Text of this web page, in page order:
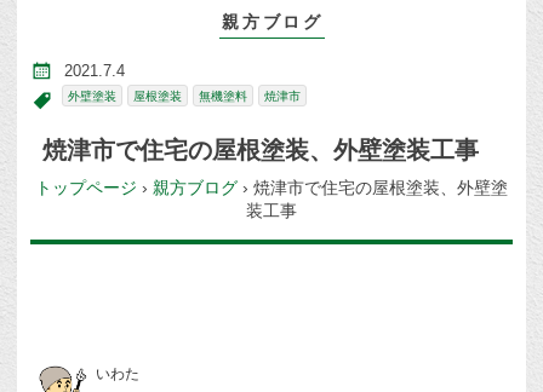
親方ブログ
2021.7.4
外壁塗装 屋根塗装 無機塗料 焼津市
焼津市で住宅の屋根塗装、外壁塗装工事
トップページ › 親方ブログ › 焼津市で住宅の屋根塗装、外壁塗
装工事
いわた